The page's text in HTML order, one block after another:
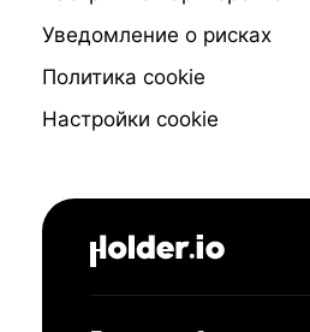
Уведомление о рисках
Политика cookie
Настройки cookie